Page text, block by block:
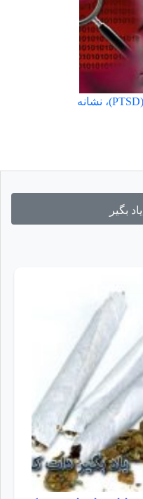
بگیر
اختلال استرس پس از سانحه (PTSD)، نشانه